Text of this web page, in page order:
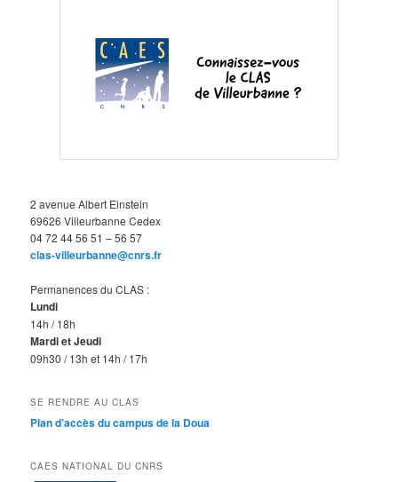
2 avenue Albert Einstein
69626 Villeurbanne Cedex
04 72 44 56 51 – 56 57
clas-villeurbanne@cnrs.fr
Permanences du CLAS :
Lundi
14h / 18h
Mardi et Jeudi
09h30 / 13h et 14h / 17h
SE RENDRE AU CLAS
Plan d’accès du campus de la Doua
CAES NATIONAL DU CNRS